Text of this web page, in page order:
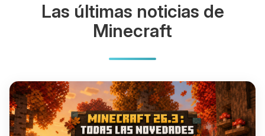
Las últimas noticias de
Minecraft